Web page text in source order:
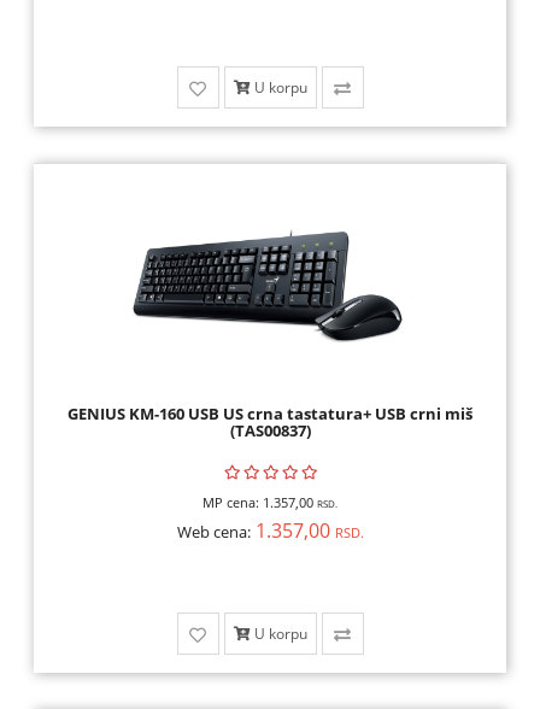
U korpu
GENIUS KM-160 USB US crna tastatura+ USB crni miš
(TAS00837)
MP cena: 1.357,00 RSD.
Web cena: 1.357,00 RSD.
U korpu